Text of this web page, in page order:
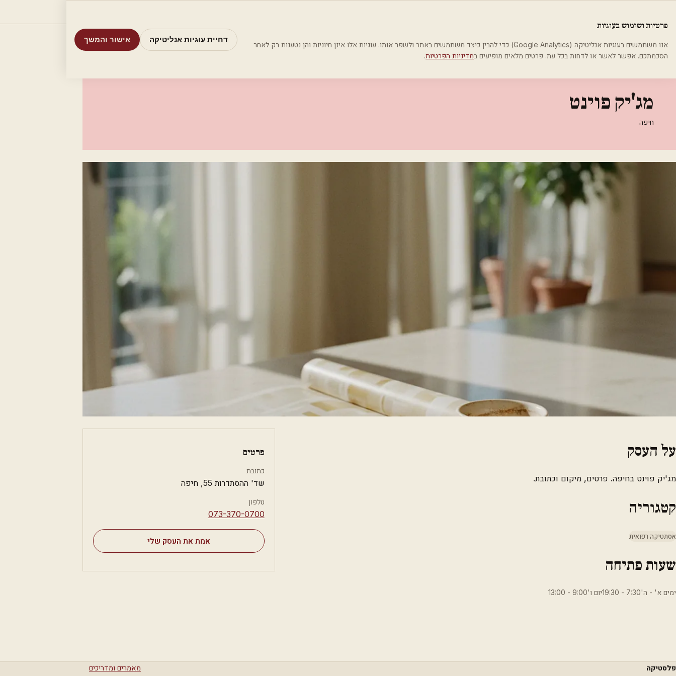
בית קטגוריות אסתטיקה רפואית
מג'יק פוינט
חיפה
על העסק
מג'יק פוינט בחיפה. פרטים, מיקום וכתובת.
קטגוריה
אסתטיקה רפואית
שעות פתיחה
ימים א' - ה'7:30 - 19:30יום ו'9:00 - 13:00
פרטים
כתובת
שד' ההסתדרות 55, חיפה
טלפון
⁦073-370-0700⁩
אמת את העסק שלי
פלסטיקה מאמרים ומדריכים
פרטיות ושימוש בעוגיות
אנו משתמשים בעוגיות אנליטיקה (Google Analytics) כדי להבין כיצד משתמשים באתר ולשפר אותו. עוגיות אלו אינן חיוניות והן נטענות רק לאחר
הסכמתכם. אפשר לאשר או לדחות בכל עת. פרטים מלאים מופיעים במדיניות הפרטיות.
דחיית עוגיות אנליטיקה אישור והמשך